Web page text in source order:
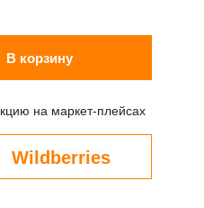
В корзину
на маркет-плейсах
Wildberries